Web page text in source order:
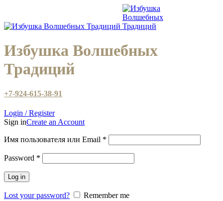
Избушка Волшебных
Традиций
+7-924-615-38-91
Login / Register
Sign inCreate an Account
Имя пользователя или Email *
Password *
Log in
Lost your password?
Remember me